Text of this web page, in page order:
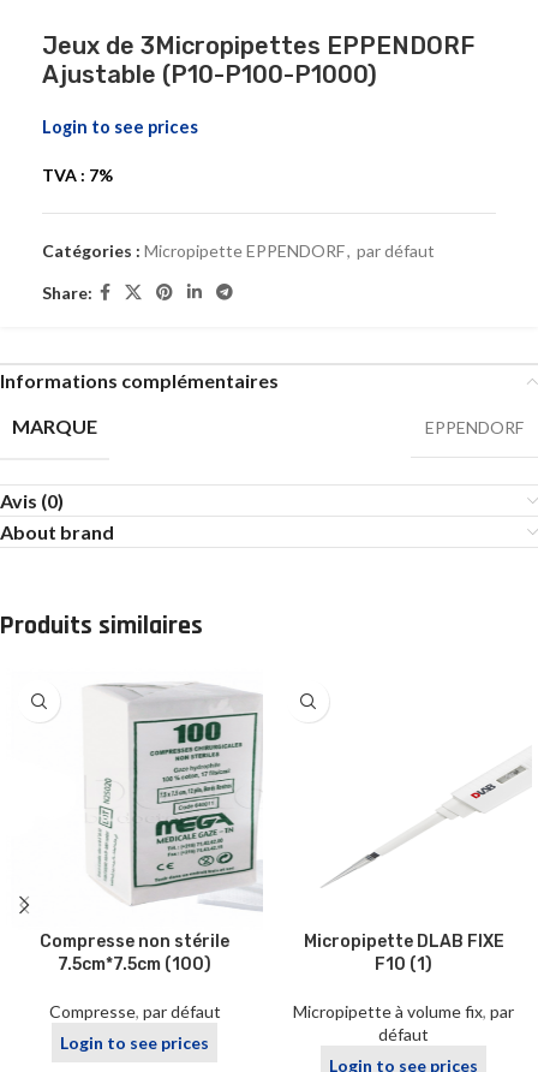
Jeux de 3Micropipettes EPPENDORF
Ajustable (P10-P100-P1000)
Login to see prices
TVA : 7%
Catégories : Micropipette EPPENDORF, par défaut
Share:
Informations complémentaires
MARQUE
EPPENDORF
Avis (0)
About brand
Produits similaires
Compresse non stérile
7.5cm*7.5cm (100)
Compresse, par défaut
Login to see prices
Micropipette DLAB FIXE
F10 (1)
Micropipette à volume fix, par
défaut
Login to see prices